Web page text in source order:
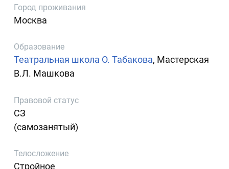
Город проживания
Москва
Образование
Театральная школа О. Табакова, Мастерская
В.Л. Машкова
Правовой статус
СЗ
(самозанятый)
Телосложение
Стройное